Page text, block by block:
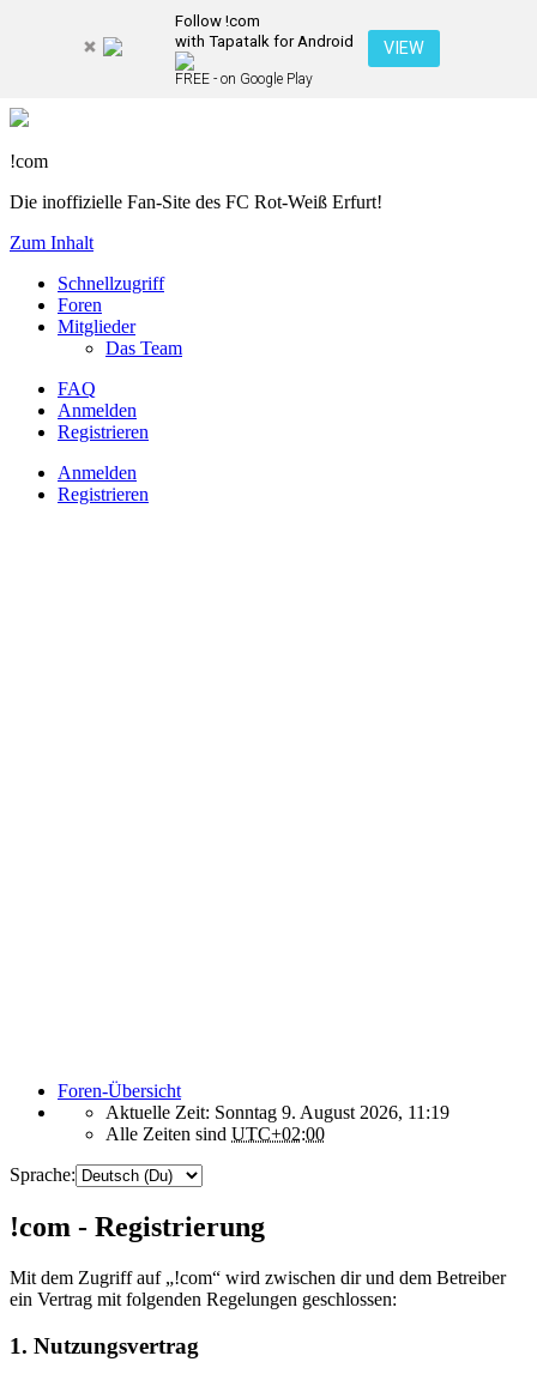
Follow !com
with Tapatalk for Android
FREE - on Google Play
VIEW
!com
Die inoffizielle Fan-Site des FC Rot-Weiß Erfurt!
Zum Inhalt
Schnellzugriff
Foren
Mitglieder
Das Team
FAQ
Anmelden
Registrieren
Anmelden
Registrieren
Foren-Übersicht
Aktuelle Zeit: Sonntag 9. August 2026, 11:19
Alle Zeiten sind UTC+02:00
Sprache:
!com - Registrierung
Mit dem Zugriff auf „!com“ wird zwischen dir und dem Betreiber
ein Vertrag mit folgenden Regelungen geschlossen:
1. Nutzungsvertrag